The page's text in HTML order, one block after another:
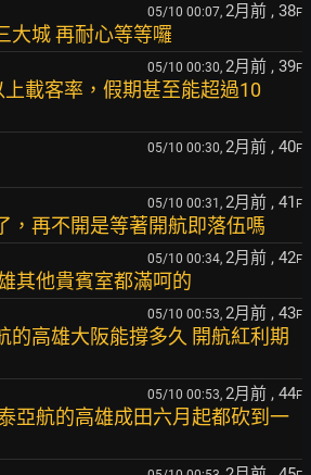
05/10 00:07, 2月前 , 38F
大城 再耐心等等囉
05/10 00:30, 2月前 , 39F
上載客率，假期甚至能超過10
05/10 00:30, 2月前 , 40F
05/10 00:31, 2月前 , 41 F
，再不開是等著開航即落伍嗎
05/10 00:34, 2月前 , 42F
其他貴賓室都滿呵的
05/10 00:53, 2月前 , 43F
的高雄大阪能撐多久 開航紅利期
05/10 00:53, 2月前 , 44F
亞航的高雄成田六月起都砍到一